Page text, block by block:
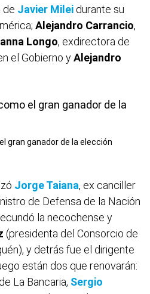
de Javier Milei durante su
Alejandro Carrancio,
Longo, exdirectora de
el Gobierno yAlejandro
gran ganador de la elección
Jorge Taiana, ex canciller
de Defensa de la Nación
la necochense y
(presidenta del Consorcio de
y detrás fue el dirigente
están dos que renovarán:
La Bancaria, Sergio